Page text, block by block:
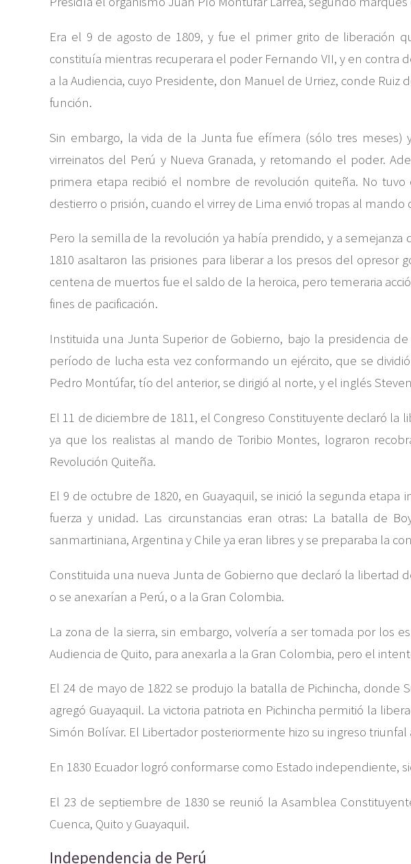
Era el 9 de agosto de 1809, y fue el primer grito de liberación
constituía mientras recuperara el poder Fernando VII, y en
a la Audiencia, cuyo Presidente, don Manuel de Urriez, conde
función.
Sin embargo, la vida de la Junta fue efímera (sólo tres meses)
virreinatos del Perú y Nueva Granada, y retomando el poder.
primera etapa recibió el nombre de revolución quiteña. No
destierro o prisión, cuando el virrey de Lima envió tropas al
Pero la semilla de la revolución ya había prendido, y a
1810 asaltaron las prisiones para liberar a los presos del opresor
centena de muertos fue el saldo de la heroica, pero temeraria
fines de pacificación.
Instituida una Junta Superior de Gobierno, bajo la presidencia
período de lucha esta vez conformando un ejército, que se
Pedro Montúfar, tío del anterior, se dirigió al norte, y el inglés
El 11 de diciembre de 1811, el Congreso Constituyente declaró la
ya que los realistas al mando de Toribio Montes, lograron
Revolución Quiteña.
El 9 de octubre de 1820, en Guayaquil, se inició la segunda
fuerza y unidad. Las circunstancias eran otras: La batalla de
sanmartiniana, Argentina y Chile ya eran libres y se preparaba la
Constituida una nueva Junta de Gobierno que declaró la libertad
o se anexarían a Perú, o a la Gran Colombia.
La zona de la sierra, sin embargo, volvería a ser tomada por los
Audiencia de Quito, para anexarla a la Gran Colombia, pero el
El 24 de mayo de 1822 se produjo la batalla de Pichincha,
agregó Guayaquil. La victoria patriota en Pichincha permitió la
Simón Bolívar. El Libertador posteriormente hizo su ingreso triunfal
En 1830 Ecuador logró conformarse como Estado
El 23 de septiembre de 1830 se reunió la Asamblea
Cuenca, Quito y Guayaquil.
Independencia de Perú